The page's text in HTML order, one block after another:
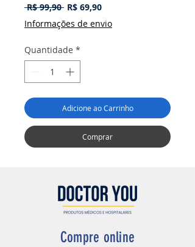
R$ 99,90 Preço
normal
R$ 69,90Preço
promocional
Informações de envio
Quantidade *
Adicione ao Carrinho
Comprar
Compre online